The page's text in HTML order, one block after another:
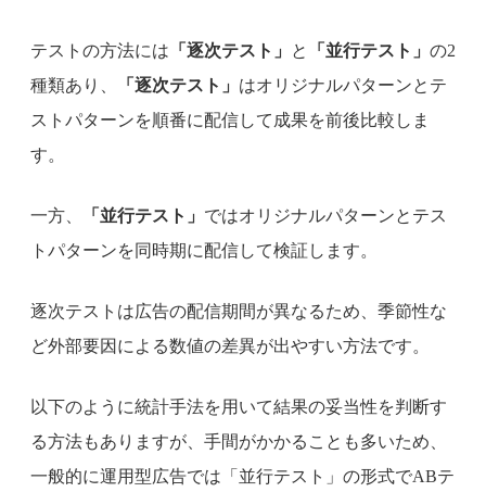
テストの方法には 「逐次テスト」 と 「並行テスト」 の2
種類あり、
「逐次テスト」 はオリジナルパターンとテ
ストパターンを順番に配信して成果を前後比較しま
す。
一方、 「並行テスト」 ではオリジナルパターンとテス
トパターンを同時期に配信して検証します。
逐次テストは広告の配信期間が異なるため、季節性な
ど外部要因による数値の差異が出やすい方法です。
以下のように統計手法を用いて結果の妥当性を判断す
る方法もありますが、手間がかかることも多いため、
一般的に運用型広告では「並行テスト」の形式でABテ